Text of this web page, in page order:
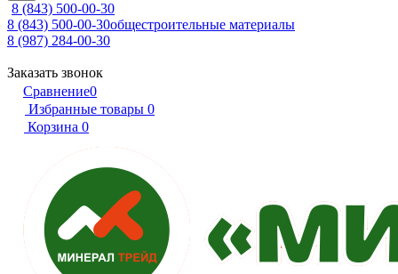
8 (843) 500-00-30
8 (843) 500-00-30общестроительные материалы
8 (987) 284-00-30
Заказать звонок
Сравнение0
Избранные товары 0
Корзина 0